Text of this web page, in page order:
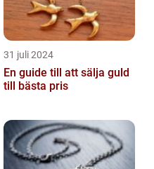
31 juli 2024
En guide till att sälja guld
till bästa pris